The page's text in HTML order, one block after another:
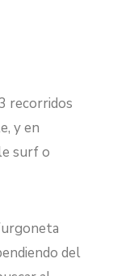
recorridos
y en
surf o
del